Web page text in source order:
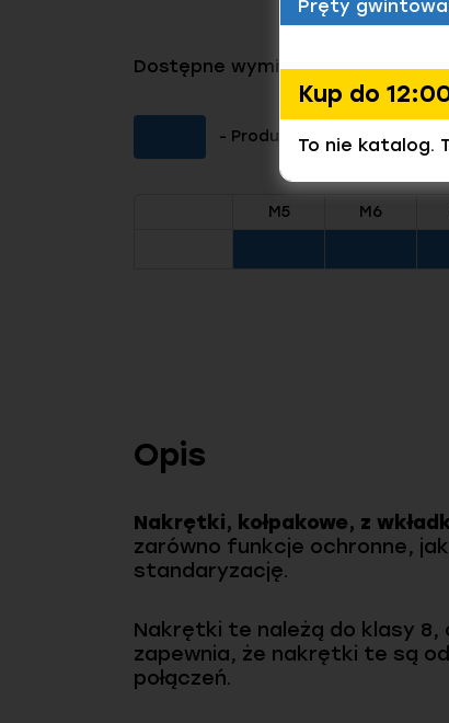
Dostępne wymiary tego
- Produkt dostępny (Kliknij
M5 M6
Opis
Nakrętki, kołpakowe, z
zarówno funkcje ochronne,
standaryzację.
Nakrętki te należą do klasy 8,
zapewnia, że nakrętki te są
połączeń.
Pręty
Kup do
To nie katalog.